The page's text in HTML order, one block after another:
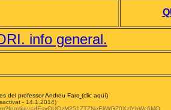
info general.
del professor Andreu Faro (clic aquí)
- 14.1.2014)